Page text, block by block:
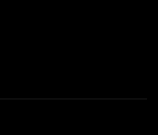
নেতার কর্মীরা যোগ